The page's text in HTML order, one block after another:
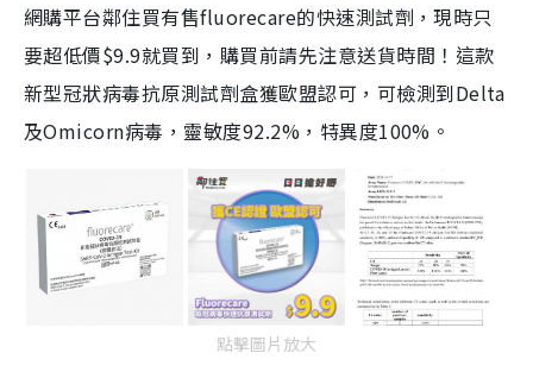
網購平台鄰住買有售fluorecare的快速測試劑，現時只
要超低價$9.9就買到，購買前請先注意送貨時間！這款
新型冠狀病毒抗原測試劑盒獲歐盟認可，可檢測到Delta
及Omicorn病毒，靈敏度92.2%，特異度100%。
點擊圖片放大